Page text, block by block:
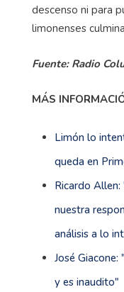
descenso ni para
limonenses
Fuente: Radio
MÁS
Limón lo
queda en
Ricardo
nuestra
análisis a lo
José
y es inaudito"